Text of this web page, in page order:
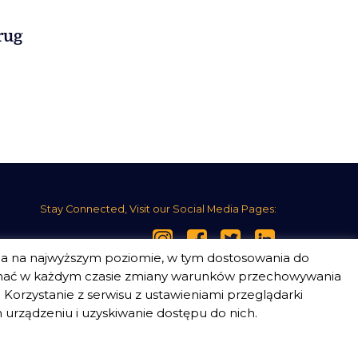
Stay Connected, Visit our Social Media Pages:
najwyższym poziomie, w tym dostosowania do
w każdym czasie zmiany warunków przechowywania
z serwisu z ustawieniami przeglądarki
i uzyskiwanie dostępu do nich.